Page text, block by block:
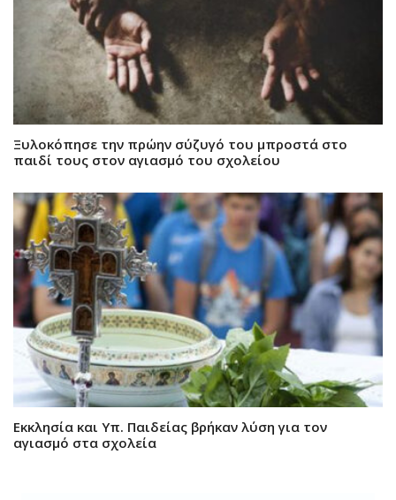
Ξυλοκόπησε την πρώην σύζυγό του μπροστά στο
παιδί τους στον αγιασμό του σχολείου
Εκκλησία και Υπ. Παιδείας βρήκαν λύση για τον
αγιασμό στα σχολεία